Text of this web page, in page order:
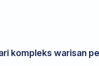
kompleks warisan